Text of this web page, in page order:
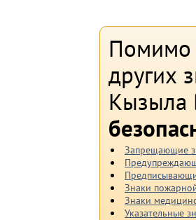
Помимо
других
Запрещающие
Знаки
Знаки
Указательные